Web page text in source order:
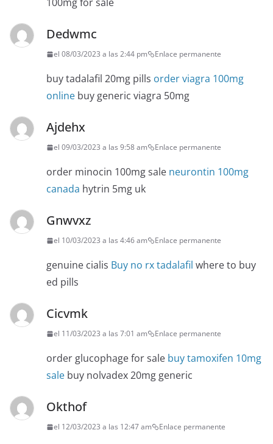
100mg for sale
Dedwmc
el 08/03/2023 a las 2:44 pm Enlace permanente
buy tadalafil 20mg pills order viagra 100mg
online buy generic viagra 50mg
Ajdehx
el 09/03/2023 a las 9:58 am Enlace permanente
order minocin 100mg sale neurontin 100mg
canada hytrin 5mg uk
Gnwvxz
el 10/03/2023 a las 4:46 am Enlace permanente
genuine cialis Buy no rx tadalafil where to buy
ed pills
Cicvmk
el 11/03/2023 a las 7:01 am Enlace permanente
order glucophage for sale buy tamoxifen 10mg
sale buy nolvadex 20mg generic
Okthof
el 12/03/2023 a las 12:47 am Enlace permanente